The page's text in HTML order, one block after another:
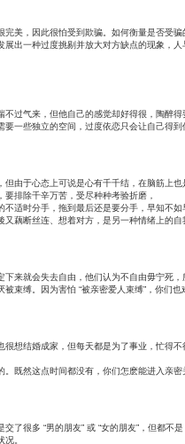
美，因此很怕受到欺骗。如何衡量是否受
出一种过度挑剔并放大对方缺点的现象，
过气来，但他自己的感觉却好得很，陶醉
一些独立的空间，过度依恋只会让自己得到
由于心态上可说是心有千千结，在脑筋上也
排除千辛万苦，受尽种种考验折磨，
适时分手，拖到最后还是要分手，早知不如
藕断丝连、想着对方，是另一种情绪上的自
来就会失去自由，他们认为不自由毋宁死，
束缚。因为害怕 “被亲密爱人束缚”，你们也
想结婚成家，但每天都是为了事业，忙得不
既然这点时间都没有，你们怎麽能进入亲密
了很多 “男的朋友” 或 “女的朋友”，但都
。